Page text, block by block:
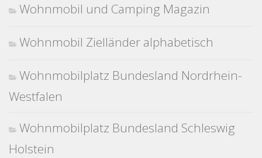
Wohnmobil und Camping Magazin
Wohnmobil Zielländer alphabetisch
Wohnmobilplatz Bundesland Nordrhein-
Westfalen
Wohnmobilplatz Bundesland Schleswig
Holstein